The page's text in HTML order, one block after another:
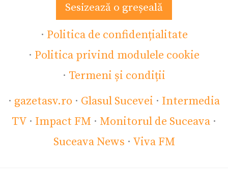
Sesizează o greșeală
· Politica de confidențialitate
· Politica privind modulele cookie
· Termeni și condiții
· gazetasv.ro · Glasul Sucevei · Intermedia
TV · Impact FM · Monitorul de Suceava ·
Suceava News · Viva FM